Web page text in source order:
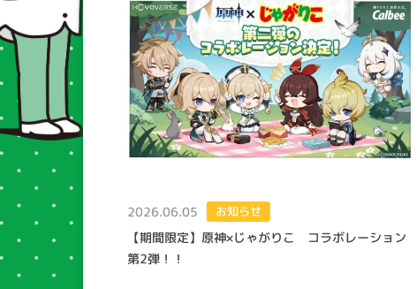
2026.06.05 お知らせ
【期間限定】原神×じゃがりこ コラボレーション
第2弾！！